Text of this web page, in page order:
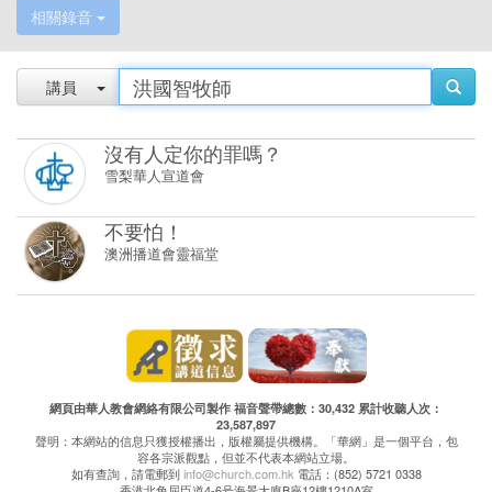
相關錄音
講員
沒有人定你的罪嗎？
雪梨華人宣道會
不要怕！
澳洲播道會靈福堂
網頁由華人教會網絡有限公司製作 福音聲帶總數：30,432 累計收聽人次：
23,587,897
聲明：本網站的信息只獲授權播出，版權屬提供機構。「華網」是一個平台，包
容各宗派觀點，但並不代表本網站立場。
如有查詢，請電郵到info@church.com.hk 電話：(852) 5721 0338